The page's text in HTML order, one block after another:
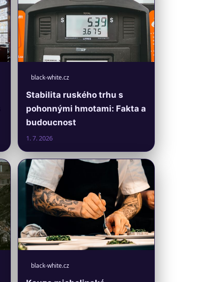
black-white.cz
Stabilita ruského trhu s
pohonnými hmotami: Fakta a
budoucnost
1. 7. 2026
black-white.cz